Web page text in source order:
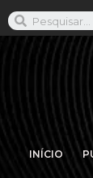
INÍCIO